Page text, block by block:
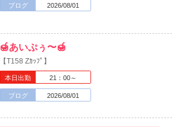
ブログ 2026/08/01
🍯あいぷぅ〜🍯
【T158 Zｶｯﾌﾟ】
本日出勤 21：00～
ブログ 2026/08/01
お店のURLをコピー
新規会員登録
全国TOP